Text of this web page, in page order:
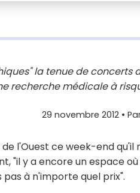
la tenue de concerts
recherche médicale à
29 novembre 2012 •
l'Ouest ce week-end
"il y a encore un espace
pas à n'importe quel prix".